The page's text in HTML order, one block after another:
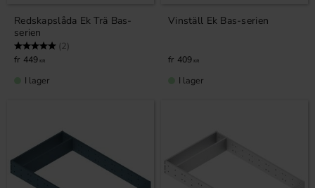
Redskapslåda Ek Trä Bas-
serien
Betyg: (2)
449 KR
I lager
Vinställ Ek Bas-serien
409 KR
I lager